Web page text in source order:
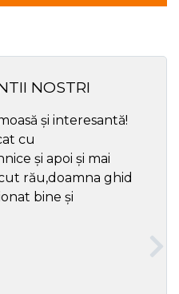
NOSTRI
și interesantă!
cu
și apoi și mai
rău,doamna ghid
bine și